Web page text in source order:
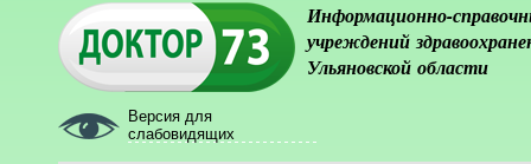
Версия для
слабовидящих
Информационно-
учреждений
Ульяновской области